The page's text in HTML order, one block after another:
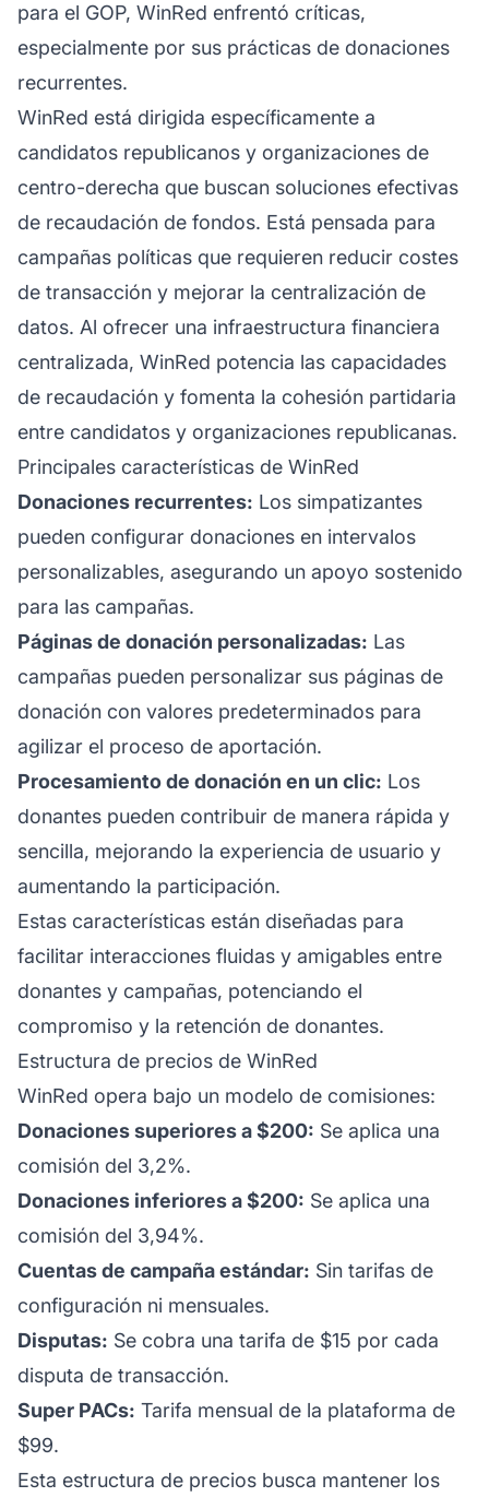
para el GOP, WinRed enfrentó críticas,
especialmente por sus prácticas de donaciones
recurrentes.
WinRed está dirigida específicamente a
candidatos republicanos y organizaciones de
centro-derecha que buscan soluciones efectivas
de recaudación de fondos. Está pensada para
campañas políticas que requieren reducir costes
de transacción y mejorar la centralización de
datos. Al ofrecer una infraestructura financiera
centralizada, WinRed potencia las capacidades
de recaudación y fomenta la cohesión partidaria
entre candidatos y organizaciones republicanas.
Principales características de WinRed
Donaciones recurrentes: Los simpatizantes
pueden configurar donaciones en intervalos
personalizables, asegurando un apoyo sostenido
para las campañas.
Páginas de donación personalizadas: Las
campañas pueden personalizar sus páginas de
donación con valores predeterminados para
agilizar el proceso de aportación.
Procesamiento de donación en un clic: Los
donantes pueden contribuir de manera rápida y
sencilla, mejorando la experiencia de usuario y
aumentando la participación.
Estas características están diseñadas para
facilitar interacciones fluidas y amigables entre
donantes y campañas, potenciando el
compromiso y la retención de donantes.
Estructura de precios de WinRed
WinRed opera bajo un modelo de comisiones:
Donaciones superiores a $200: Se aplica una
comisión del 3,2%.
Donaciones inferiores a $200: Se aplica una
comisión del 3,94%.
Cuentas de campaña estándar: Sin tarifas de
configuración ni mensuales.
Disputas: Se cobra una tarifa de $15 por cada
disputa de transacción.
Super PACs: Tarifa mensual de la plataforma de
$99.
Esta estructura de precios busca mantener los